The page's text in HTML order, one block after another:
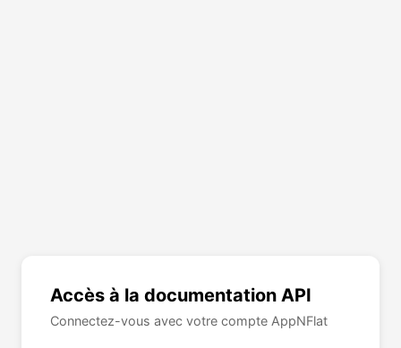
Accès à la documentation API
Connectez-vous avec votre compte AppNFlat